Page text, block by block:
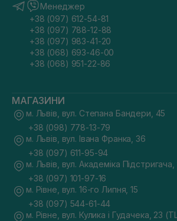
Менеджер
+38 (097) 612-54-81
+38 (097) 788-12-88
+38 (097) 983-41-20
+38 (068) 693-46-00
+38 (068) 951-22-86
МАГАЗИНИ
м. Львів, вул. Степана Бандери, 45
+38 (098) 778-13-79
м. Львів, вул. Івана Франка, 36
+38 (097) 611-95-94
м. Львів, вул. Академіка
+38 (097) 101-97-16
м. Рівне, вул. 16-го Липня, 15
+38 (097) 544-61-44
м. Рівне, вул. Кулика і Гудачека, 23